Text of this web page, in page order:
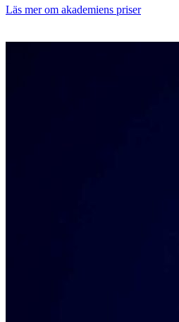
Läs mer om akademiens priser